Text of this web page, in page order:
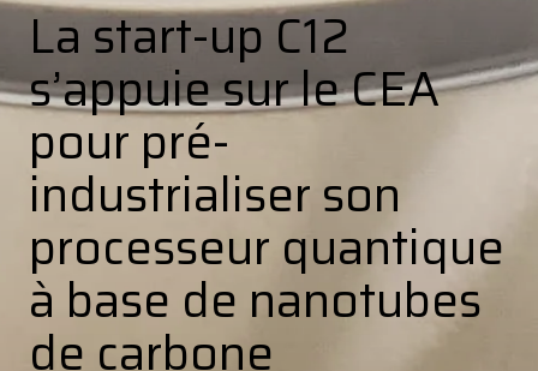
La start-up C12
s’appuie sur le CEA
pour pré-
industrialiser son
processeur quantique
à base de nanotubes
de carbone